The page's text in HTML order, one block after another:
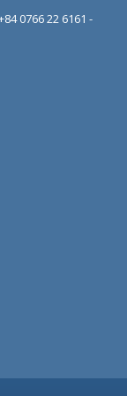
0766 22 6161 -